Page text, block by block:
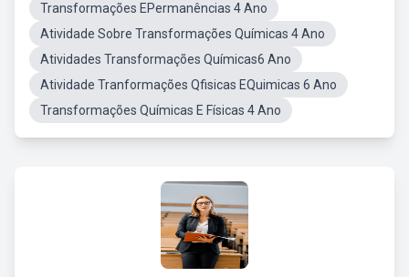
Transformações EPermanências 4 Ano
Atividade Sobre Transformações Químicas 4 Ano
Atividades Transformações Químicas6 Ano
Atividade Tranformações Qfisicas EQuimicas 6 Ano
Transformações Químicas E Físicas 4 Ano